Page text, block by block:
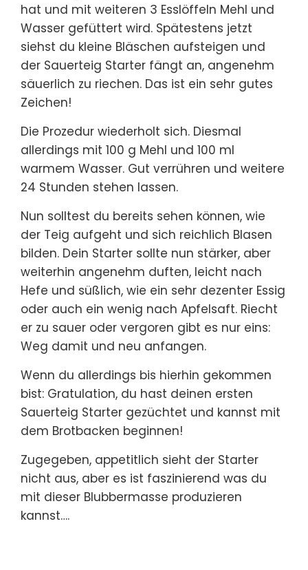
hat und mit weiteren 3 Esslöffeln Mehl und
Wasser gefüttert wird. Spätestens jetzt
siehst du kleine Bläschen aufsteigen und
der Sauerteig Starter fängt an, angenehm
säuerlich zu riechen. Das ist ein sehr gutes
Zeichen!
Die Prozedur wiederholt sich. Diesmal
allerdings mit 100 g Mehl und 100 ml
warmem Wasser. Gut verrühren und weitere
24 Stunden stehen lassen.
Nun solltest du bereits sehen können, wie
der Teig aufgeht und sich reichlich Blasen
bilden. Dein Starter sollte nun stärker, aber
weiterhin angenehm duften, leicht nach
Hefe und süßlich, wie ein sehr dezenter Essig
oder auch ein wenig nach Apfelsaft. Riecht
er zu sauer oder vergoren gibt es nur eins:
Weg damit und neu anfangen.
Wenn du allerdings bis hierhin gekommen
bist: Gratulation, du hast deinen ersten
Sauerteig Starter gezüchtet und kannst mit
dem Brotbacken beginnen!
Zugegeben, appetitlich sieht der Starter
nicht aus, aber es ist faszinierend was du
mit dieser Blubbermasse produzieren
kannst….